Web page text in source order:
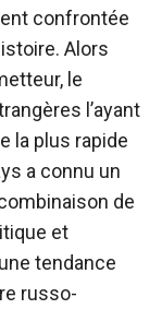
confrontée
Alors
le
l’ayant
la plus rapide
a connu un
de
et
tendance
russo-